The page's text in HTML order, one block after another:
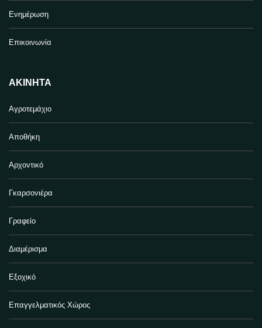
Ενημέρωση
Επικοινωνία
ΑΚΊΝΗΤΑ
Αγροτεμάχιο
Αποθήκη
Αρχοντικό
Γκαρσονιέρα
Γραφείο
Διαμέρισμα
Εξοχικό
Επαγγελματικός Χώρος